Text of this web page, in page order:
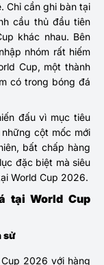
Chỉ cần ghi bàn tại
cầu thủ đầu tiên
khác nhau. Bên
nhóm rất hiếm
Cup, một thành
có trong bóng đá
đấu vì mục tiêu
cột mốc mới
bất chấp hàng
đặc biệt mà siêu
World Cup 2026.
tại World Cup
sử
2026 với hàng